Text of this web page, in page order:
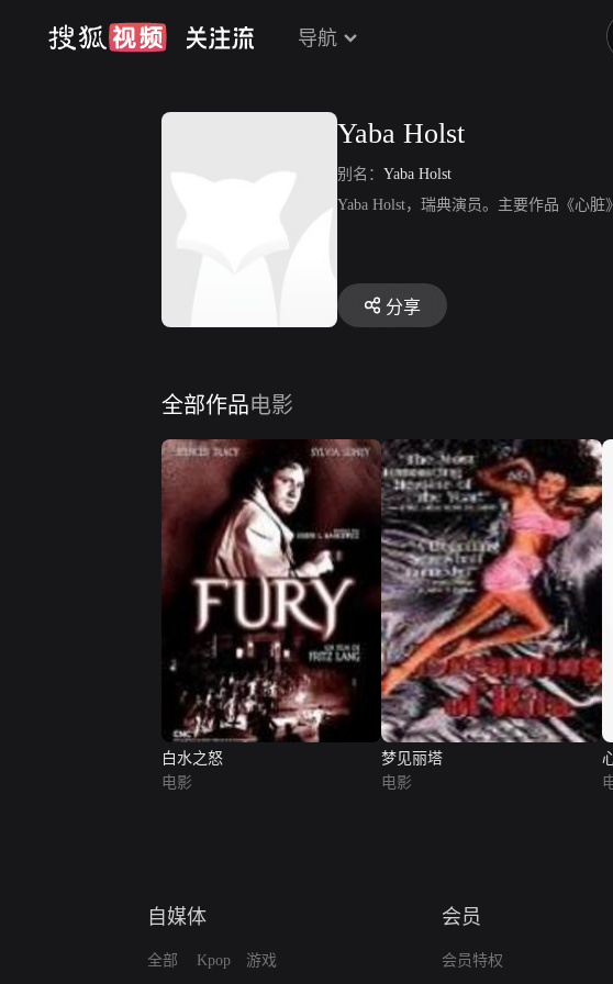
导航
Yaba Holst
别名： Yaba Holst
Yaba Holst，瑞典演员。主要作品《心脏
分享
全部作品电影
白水之怒
电影
梦见丽塔
电影
自媒体
全部 Kpop 游戏
会员
会员特权